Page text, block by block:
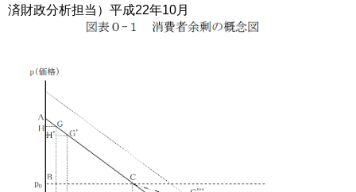
済財政分析担当）平成22年10月